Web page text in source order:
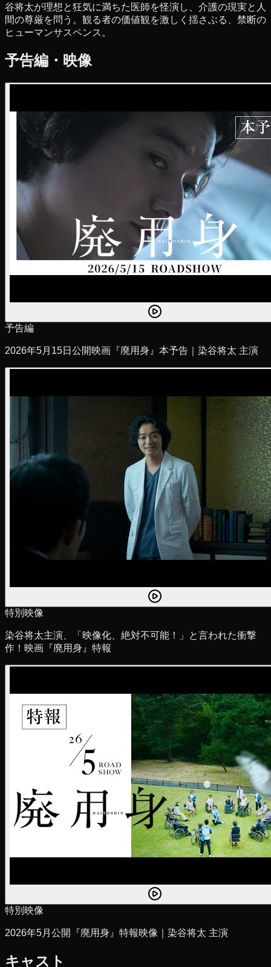
谷将太が理想と狂気に満ちた医師を怪演し、介護の現実と人
間の尊厳を問う。観る者の価値観を激しく揺さぶる、禁断の
ヒューマンサスペンス。
予告編・映像
予告編
2026年5月15日公開映画『廃用身』本予告｜染谷将太 主演
特別映像
染谷将太主演、「映像化、絶対不可能！」と言われた衝撃
作！映画『廃用身』特報
特別映像
2026年5月公開『廃用身』特報映像｜染谷将太 主演
キャスト